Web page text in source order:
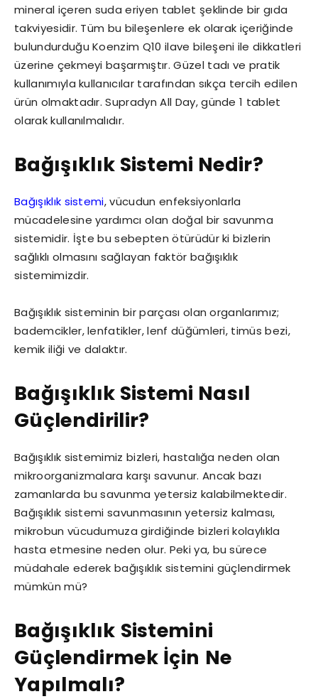
mineral içeren suda eriyen tablet şeklinde bir gıda
takviyesidir. Tüm bu bileşenlere ek olarak içeriğinde
bulundurduğu Koenzim Q10 ilave bileşeni ile dikkatleri
üzerine çekmeyi başarmıştır. Güzel tadı ve pratik
kullanımıyla kullanıcılar tarafından sıkça tercih edilen
ürün olmaktadır. Supradyn All Day, günde 1 tablet
olarak kullanılmalıdır.
Bağışıklık Sistemi Nedir?
Bağışıklık sistemi, vücudun enfeksiyonlarla
mücadelesine yardımcı olan doğal bir savunma
sistemidir. İşte bu sebepten ötürüdür ki bizlerin
sağlıklı olmasını sağlayan faktör bağışıklık
sistemimizdir.
Bağışıklık sisteminin bir parçası olan organlarımız;
bademcikler, lenfatikler, lenf düğümleri, timüs bezi,
kemik iliği ve dalaktır.
Bağışıklık Sistemi Nasıl
Güçlendirilir?
Bağışıklık sistemimiz bizleri, hastalığa neden olan
mikroorganizmalara karşı savunur. Ancak bazı
zamanlarda bu savunma yetersiz kalabilmektedir.
Bağışıklık sistemi savunmasının yetersiz kalması,
mikrobun vücudumuza girdiğinde bizleri kolaylıkla
hasta etmesine neden olur. Peki ya, bu sürece
müdahale ederek bağışıklık sistemini güçlendirmek
mümkün mü?
Bağışıklık Sistemini
Güçlendirmek İçin Ne
Yapılmalı?